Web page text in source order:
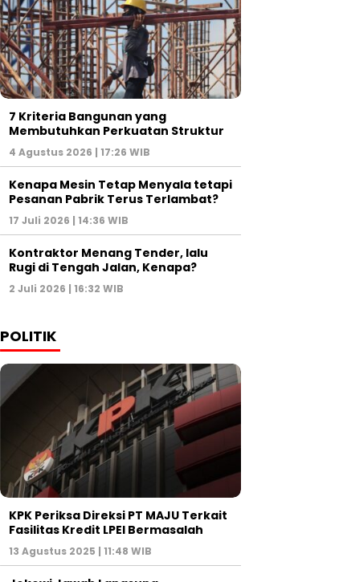
7 Kriteria Bangunan yang
Membutuhkan Perkuatan Struktur
4 Agustus 2026 | 17:26 WIB
Kenapa Mesin Tetap Menyala tetapi
Pesanan Pabrik Terus Terlambat?
17 Juli 2026 | 14:36 WIB
Kontraktor Menang Tender, lalu
Rugi di Tengah Jalan, Kenapa?
2 Juli 2026 | 16:32 WIB
POLITIK
KPK Periksa Direksi PT MAJU Terkait
Fasilitas Kredit LPEI Bermasalah
13 Agustus 2025 | 11:48 WIB